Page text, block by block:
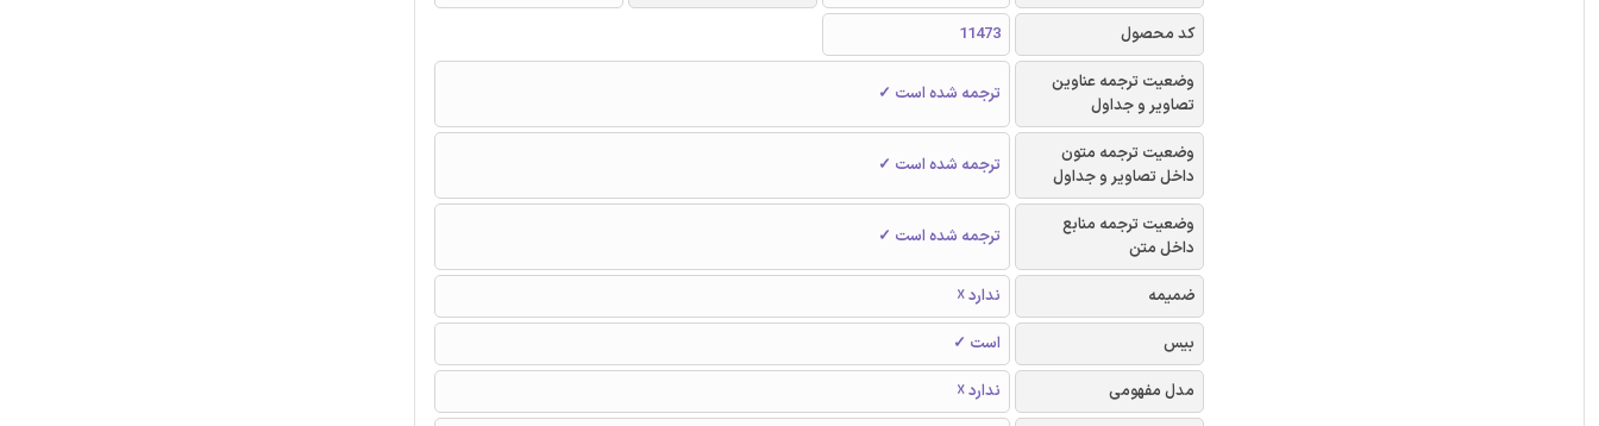
کد محصول
11473
وضعیت ترجمه عناوین
تصاویر و جداول
ترجمه شده است ✓
وضعیت ترجمه متون
داخل تصاویر و جداول
ترجمه شده است ✓
وضعیت ترجمه منابع
داخل متن
ترجمه شده است ✓
ضمیمه
ندارد ☓
بیس
است ✓
مدل مفهومی
ندارد ☓